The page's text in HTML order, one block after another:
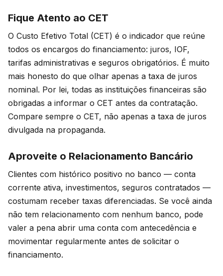
Fique Atento ao CET
O Custo Efetivo Total (CET) é o indicador que reúne
todos os encargos do financiamento: juros, IOF,
tarifas administrativas e seguros obrigatórios. É muito
mais honesto do que olhar apenas a taxa de juros
nominal. Por lei, todas as instituições financeiras são
obrigadas a informar o CET antes da contratação.
Compare sempre o CET, não apenas a taxa de juros
divulgada na propaganda.
Aproveite o Relacionamento Bancário
Clientes com histórico positivo no banco — conta
corrente ativa, investimentos, seguros contratados —
costumam receber taxas diferenciadas. Se você ainda
não tem relacionamento com nenhum banco, pode
valer a pena abrir uma conta com antecedência e
movimentar regularmente antes de solicitar o
financiamento.